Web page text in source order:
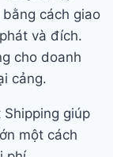
cách giao
và đích.
cho doanh
cảng.
giúp
một cách